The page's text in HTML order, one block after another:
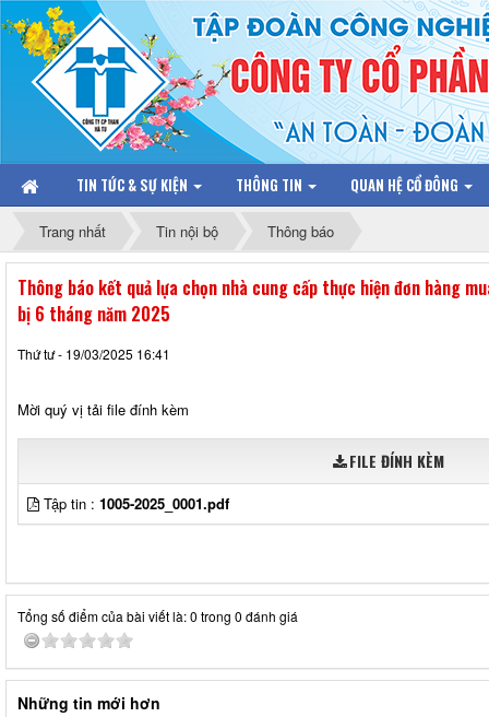
TIN TỨC & SỰ KIỆN THÔNG TIN QUAN HỆ CỔ ĐÔNG
Trang nhất Tin nội bộ Thông báo
Thông báo kết quả lựa chọn nhà cung cấp thực hiện đơn hàng
bị 6 tháng năm 2025
Thứ tư - 19/03/2025 16:41
Mời quý vị tải file đính kèm
FILE ĐÍNH KÈM
Tập tin : 1005-2025_0001.pdf
Tổng số điểm của bài viết là: 0 trong 0 đánh giá
Những tin mới hơn